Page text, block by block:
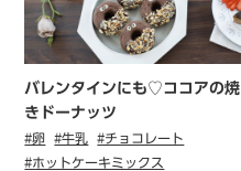
バレンタインにも♡ココアの焼
きドーナッツ
#卵 #牛乳
#チョコレート
#ホットケーキミックス